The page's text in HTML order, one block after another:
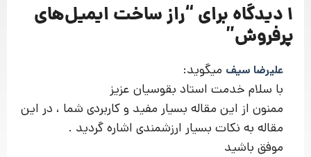
1 دیدگاه برای “ راز ساخت ایمیل‌های
پرفروش”
علیرضا سیف میگوید:
با سلام خدمت استاد بقوسیان عزیز
ممنون از این مقاله بسیار مفید و کاربردی شما ، در این
مقاله به نکات بسیار ارزشمندی اشاره گردید .
موفق باشید